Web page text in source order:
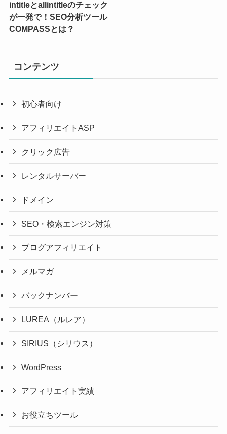
intitleとallintitleのチェック
が一発で！SEO分析ツール
COMPASSとは？
コンテンツ
初心者向け
アフィリエイトASP
クリック広告
レンタルサーバー
ドメイン
SEO・検索エンジン対策
ブログアフィリエイト
メルマガ
バックナンバー
LUREA（ルレア）
SIRIUS（シリウス）
WordPress
アフィリエイト実績
お役立ちツール